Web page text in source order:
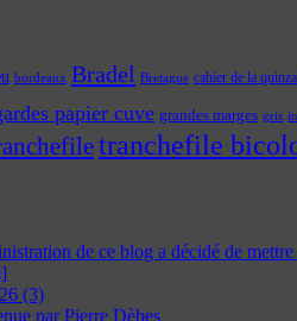
bordeaux Bradel Bretagne cahier de la
papier cuve grandes marges gris
tranchefile
de ce blog a décidé de
(3)
par Pierre Dèbes